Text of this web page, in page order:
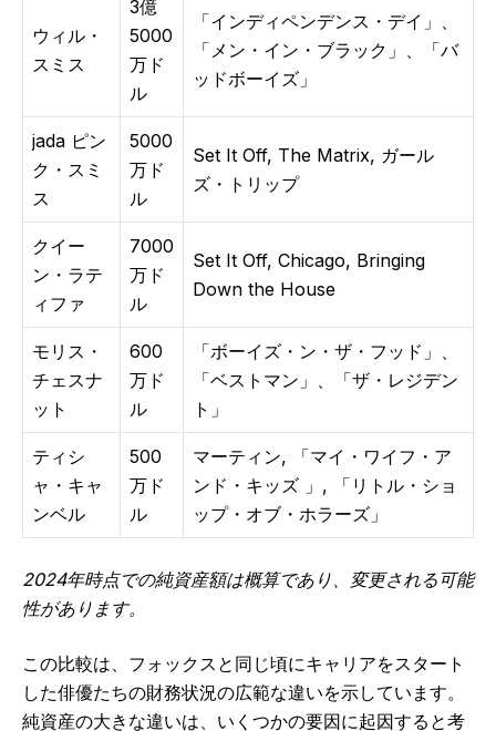
ウィル・
スミス
3億
5000
万ド
ル
「インディペンデンス・デイ」、
「メン・イン・ブラック」、「バ
ッドボーイズ」
jada ピン
ク・スミ
ス
5000
万ド
ル
Set It Off, The Matrix, ガール
ズ・トリップ
クイー
ン・ラテ
ィファ
7000
万ド
ル
Set It Off, Chicago, Bringing
Down the House
モリス・
チェスナ
ット
600
万ド
ル
「ボーイズ・ン・ザ・フッド」、
「ベストマン」、「ザ・レジデン
ト」
ティシ
ャ・キャ
ンベル
500
万ド
ル
マーティン, 「マイ・ワイフ・ア
ンド・キッズ 」, 「リトル・ショ
ップ・オブ・ホラーズ」
2024年時点での純資産額は概算であり、変更される可能
性があります。
この比較は、フォックスと同じ頃にキャリアをスタート
した俳優たちの財務状況の広範な違いを示しています。
純資産の大きな違いは、いくつかの要因に起因すると考